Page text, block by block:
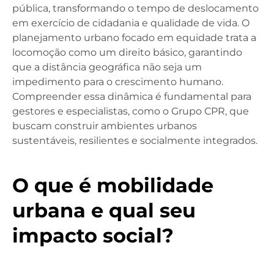
pública, transformando o tempo de deslocamento
em exercício de cidadania e qualidade de vida. O
planejamento urbano focado em equidade trata a
locomoção como um direito básico, garantindo
que a distância geográfica não seja um
impedimento para o crescimento humano.
Compreender essa dinâmica é fundamental para
gestores e especialistas, como o Grupo CPR, que
buscam construir ambientes urbanos
sustentáveis, resilientes e socialmente integrados.
O que é mobilidade
urbana e qual seu
impacto social?